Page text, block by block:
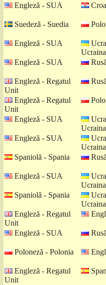
Engleză - SUA
Suedeză - Suedia
Engleză - SUA
Ucraina
Engleză - SUA
Engleză - Regatul
Unit
Engleză - Regatul
Unit
Engleză - SUA
Ucraina
Engleză - SUA
Ucraina
Spaniolă - Spania
Engleză - SUA
Ucraina
Spaniolă - Spania
Ucraina
Engleză - Regatul
Unit
Engleză - SUA
Poloneză - Polonia
Engleză - Regatul
Unit